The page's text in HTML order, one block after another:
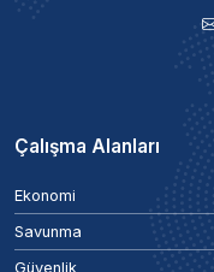
Çalışma Alanları
Ekonomi
Savunma
Güvenlik